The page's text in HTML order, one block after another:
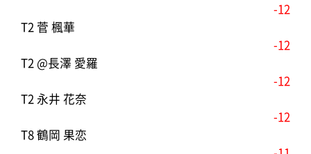
-12
T2 菅 楓華
-12
T2 @長澤 愛羅
-12
T2 永井 花奈
-12
T8 鶴岡 果恋